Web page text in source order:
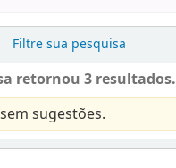
Filtre sua pesquisa
retornou 3 resultados.
sugestões.